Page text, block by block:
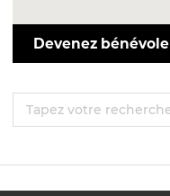
Devenez bénévole